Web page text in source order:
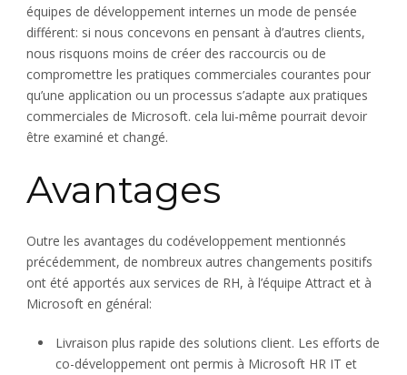
équipes de développement internes un mode de pensée
différent: si nous concevons en pensant à d’autres clients,
nous risquons moins de créer des raccourcis ou de
compromettre les pratiques commerciales courantes pour
qu’une application ou un processus s’adapte aux pratiques
commerciales de Microsoft. cela lui-même pourrait devoir
être examiné et changé.
Avantages
Outre les avantages du codéveloppement mentionnés
précédemment, de nombreux autres changements positifs
ont été apportés aux services de RH, à l’équipe Attract et à
Microsoft en général:
Livraison plus rapide des solutions client. Les efforts de
co-développement ont permis à Microsoft HR IT et